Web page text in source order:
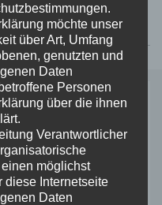
Tim
möchte unser
über Art, Umfang
genutzten und
Daten
Personen
über die ihnen
Verantwortlicher
möglichst
diese Internetseite
Daten